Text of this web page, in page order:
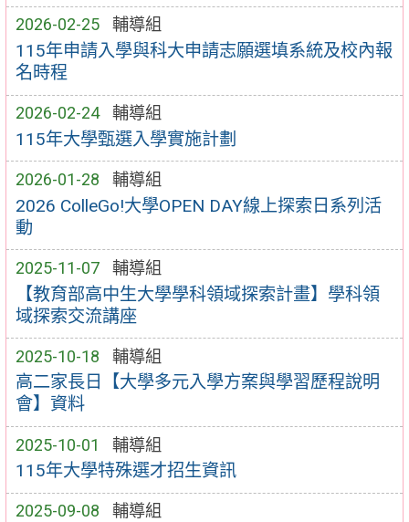
2026-02-25 輔導組
115年申請入學與科大申請志願選填系統及校內報
名時程
2026-02-24 輔導組
115年大學甄選入學實施計劃
2026-01-28 輔導組
2026 ColleGo!大學OPEN DAY線上探索日系列活
動
2025-11-07 輔導組
【教育部高中生大學學科領域探索計畫】學科領
域探索交流講座
2025-10-18 輔導組
高二家長日【大學多元入學方案與學習歷程說明
會】資料
2025-10-01 輔導組
115年大學特殊選才招生資訊
2025-09-08 輔導組